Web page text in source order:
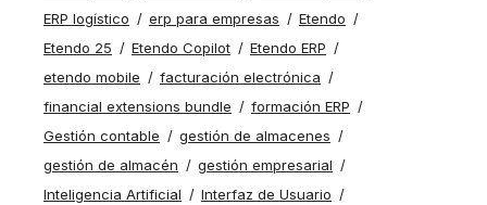
ERP logístico
erp para empresas
Etendo
Etendo 25
Etendo Copilot
Etendo ERP
etendo mobile
facturación electrónica
financial extensions bundle
formación ERP
Gestión contable
gestión de almacenes
gestión de almacén
gestión empresarial
Inteligencia Artificial
Interfaz de Usuario